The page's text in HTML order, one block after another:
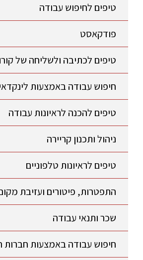
טיפים לחיפוש עבודה
פודקאסט
טיפים לכתיבה ולשליחה של
חיפוש עבודה באמצעות
טיפים להכנה לראיונות עבודה
ניהול ותכנון קריירה
טיפים לראיונות טלפוניים
התפטרות, פיטורים ועזיבת
שכר ותנאי עבודה
חיפוש עבודה באמצעות